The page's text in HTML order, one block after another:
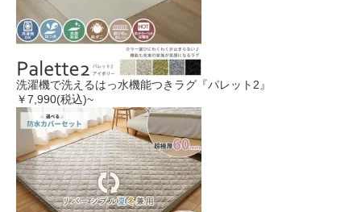
洗濯機で洗えるはっ水機能つきラグ『パレット2』
￥7,990(税込)~